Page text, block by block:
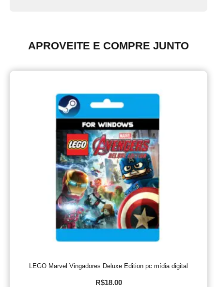
APROVEITE E COMPRE JUNTO
LEGO Marvel Vingadores Deluxe Edition pc mídia digital
R$18.00